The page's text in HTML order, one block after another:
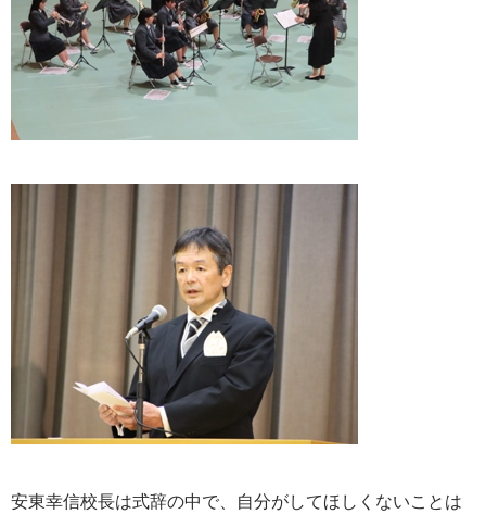
安東幸信校長は式辞の中で、自分がしてほしくないことは